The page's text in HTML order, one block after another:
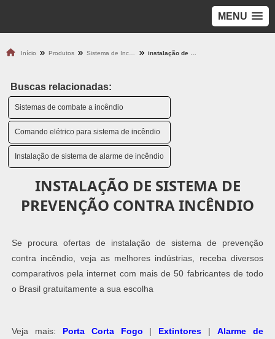
MENU
Início Produtos
Buscas relacionadas:
Sistemas de combate a incêndio
Comando elétrico para sistema de incêndio
Instalação de sistema de alarme de incêndio
INSTALAÇÃO DE SISTEMA DE
PREVENÇÃO CONTRA INCÊNDIO
Se procura ofertas de instalação de sistema de prevenção
contra incêndio, veja as melhores indústrias, receba diversos
comparativos pela internet com mais de 50 fabricantes de todo
o Brasil gratuitamente a sua escolha
Veja mais: Porta Corta Fogo | Extintores |Alarme de